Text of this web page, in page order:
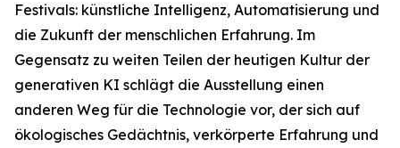
Festivals: künstliche Intelligenz, Automatisierung und
die Zukunft der menschlichen Erfahrung. Im
Gegensatz zu weiten Teilen der heutigen Kultur der
generativen KI schlägt die Ausstellung einen
anderen Weg für die Technologie vor, der sich auf
ökologisches Gedächtnis, verkörperte Erfahrung und